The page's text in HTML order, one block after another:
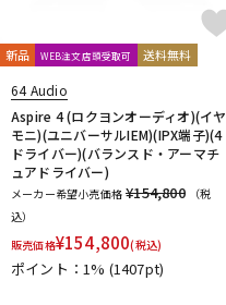
新品 WEB注文店頭受取可 送料無料
64 Audio
Aspire 4 (ロクヨンオーディオ)(イヤ
モニ)(ユニバーサルIEM)(IPX端子)(4
ドライバー)(バランスド・アーマチ
ュアドライバー)
メーカー希望小売価格 ¥154,800
（税
込）
販売価格¥154,800(税込)
ポイント：1% (1407pt)